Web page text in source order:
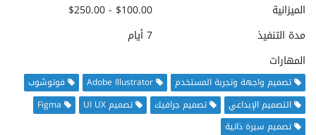
الميزانية
$100.00 - $250.00
مدة التنفيذ
7 أيام
المهارات
تصميم واجهة وتجربة المستخدم Adobe Illustrator
فوتوشوب
التصميم الإبداعي
تصميم جرافيك تصميم UI UX
Figma
تصميم سيرة ذاتية